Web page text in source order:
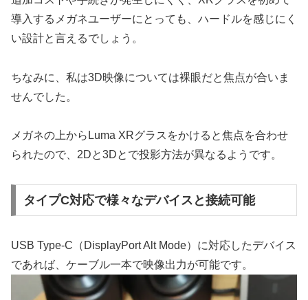
導入するメガネユーザーにとっても、ハードルを感じにく
い設計と言えるでしょう。
ちなみに、私は3D映像については裸眼だと焦点が合いま
せんでした。
メガネの上からLuma XRグラスをかけると焦点を合わせ
られたので、2Dと3Dとで投影方法が異なるようです。
タイプC対応で様々なデバイスと接続可能
USB Type-C（DisplayPort Alt Mode）に対応したデバイス
であれば、ケーブル一本で映像出力が可能です。